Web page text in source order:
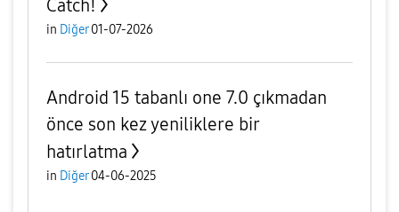
Catch!
in Diğer 01-07-2026
Android 15 tabanlı one 7.0 çıkmadan
önce son kez yeniliklere bir
hatırlatma
in Diğer 04-06-2025